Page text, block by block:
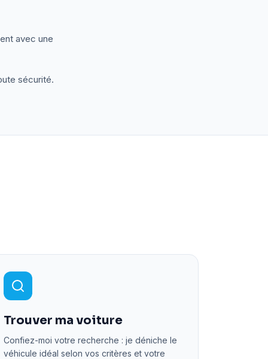
avec une
sécurité.
Trouver ma voiture
Confiez-moi votre recherche : je déniche le
véhicule idéal selon vos critères et votre